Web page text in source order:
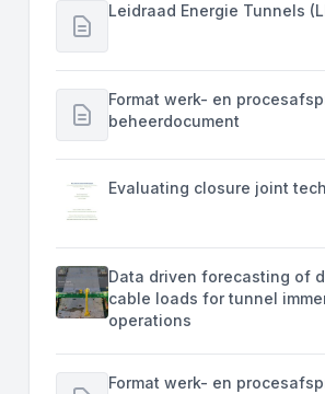
Leidraad Energie Tunnels
Format werk- en
beheerdocument
Evaluating closure joint
Data driven forecasting of
cable loads for tunnel
operations
Format werk- en